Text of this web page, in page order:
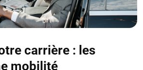
carrière : les
mobilité